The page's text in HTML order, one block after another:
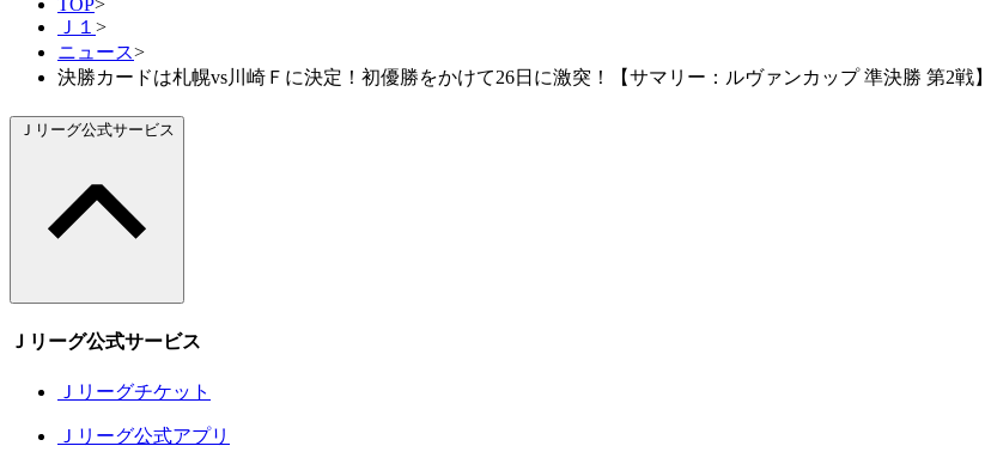
TOP>
Ｊ１ >
ニュース>
決勝カードは札幌vs川崎Ｆに決定！初優勝をかけて26日に激突！【サマリー：ルヴァンカップ 準決勝 第2戦】
Ｊリーグ公式サービス
Ｊリーグ公式サービス
Ｊリーグチケット
Ｊリーグ公式アプリ